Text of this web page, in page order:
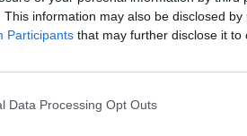
This information may also be disclosed
Participants that may further disclose it to
Data Processing Opt Outs
empezado a reclutar a
Lakers